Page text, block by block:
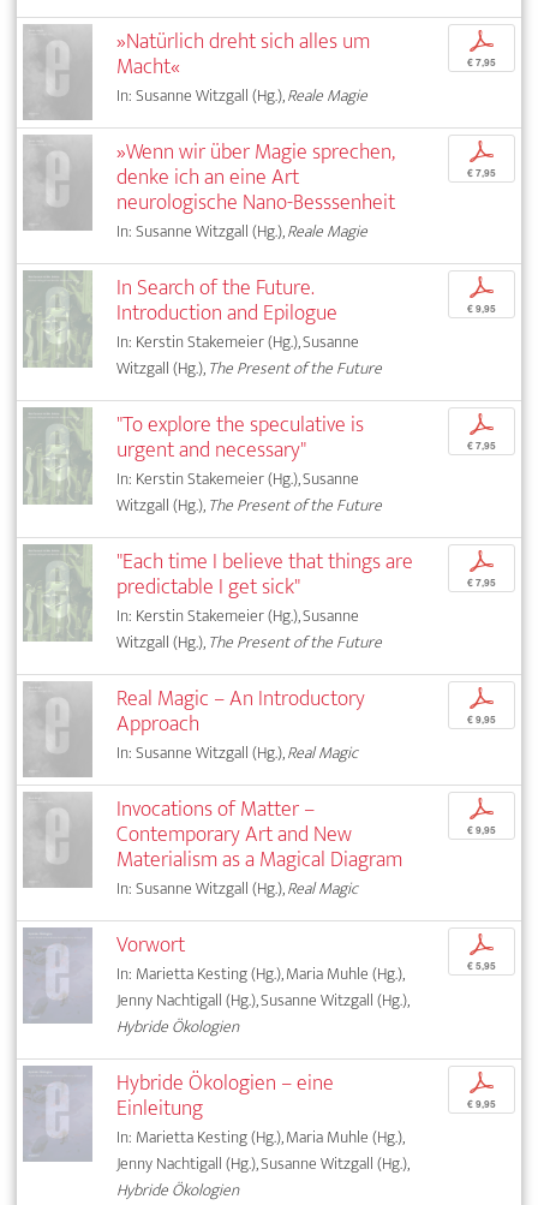
»Natürlich dreht sich alles um
Macht«
In: Susanne Witzgall (Hg.),Reale Magie
p
€ 7,95
»Wenn wir über Magie sprechen,
denke ich an eine Art
neurologische Nano-Besssenheit
In: Susanne Witzgall (Hg.),Reale Magie
p
€ 7,95
In Search of the Future.
Introduction and Epilogue
In: Kerstin Stakemeier (Hg.), Susanne
Witzgall (Hg.),The Present of the Future
p
€ 9,95
"To explore the speculative is
urgent and necessary"
In: Kerstin Stakemeier (Hg.), Susanne
Witzgall (Hg.),The Present of the Future
p
€ 7,95
"Each time I believe that things are
predictable I get sick"
In: Kerstin Stakemeier (Hg.), Susanne
Witzgall (Hg.),The Present of the Future
p
€ 7,95
Real Magic – An Introductory
Approach
In: Susanne Witzgall (Hg.),Real Magic
p
€ 9,95
Invocations of Matter –
Contemporary Art and New
Materialism as a Magical Diagram
In: Susanne Witzgall (Hg.),Real Magic
p
€ 9,95
Vorwort
In: Marietta Kesting (Hg.), Maria Muhle (Hg.),
Jenny Nachtigall (Hg.), Susanne Witzgall (Hg.),
Hybride Ökologien
p
€ 5,95
Hybride Ökologien – eine
Einleitung
In: Marietta Kesting (Hg.), Maria Muhle (Hg.),
Jenny Nachtigall (Hg.), Susanne Witzgall (Hg.),
Hybride Ökologien
p
€ 9,95